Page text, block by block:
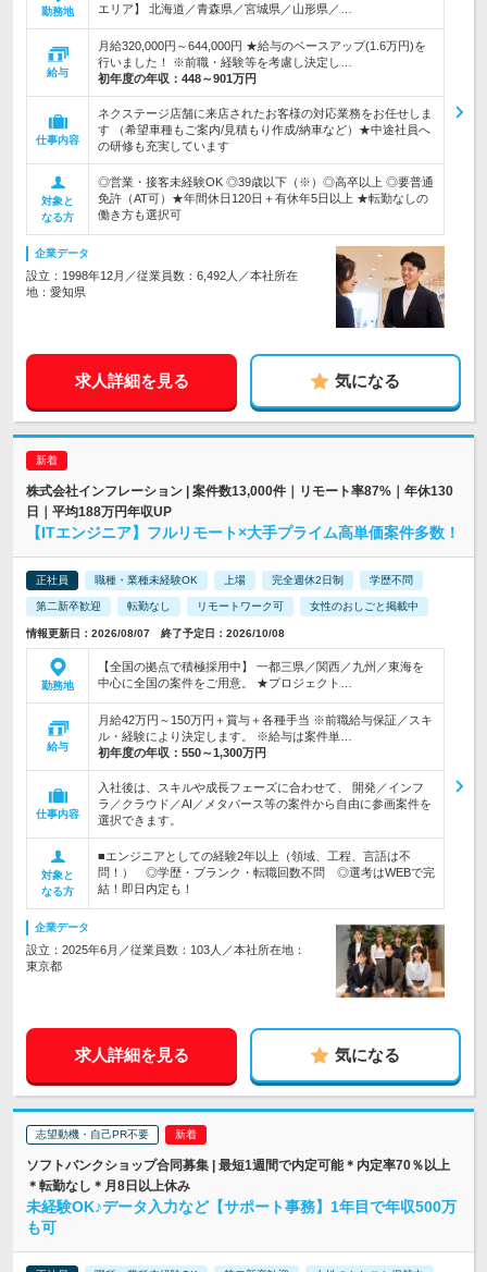
勤務地 エリア】 北海道／青森県／宮城県／山形県／…
給与
月給320,000円～644,000円 ★給与のベースアップ(1.6万円)を
行いました！ ※前職・経験等を考慮し決定し…
初年度の年収： 448～901万円
仕事内容
ネクステージ店舗に来店されたお客様の対応業務をお任せしま
す （希望車種もご案内/見積もり作成/納車など）★中途社員へ
の研修も充実しています
対象と
なる方
◎営業・接客未経験OK ◎39歳以下（※）◎高卒以上 ◎要普通
免許（AT可）★年間休日120日＋有休年5日以上 ★転勤なしの
働き方も選択可
企業データ
設立：1998年12月／従業員数：6,492人／本社所在
地：愛知県
求人詳細を見る 気になる
株式会社インフレーション | 案件数13,000件｜リモート率87%｜年休130
日｜平均188万円年収UP
【ITエンジニア】フルリモート×大手プライム高単価案件多数！
正社員 職種・業種未経験OK 上場 完全週休2日制 学歴不問
第二新卒歓迎 転勤なし リモートワーク可 女性のおしごと掲載中
情報更新日：2026/08/07 終了予定日：2026/10/08
勤務地
【全国の拠点で積極採用中】 一都三県／関西／九州／東海を
中心に全国の案件をご用意。 ★プロジェクト…
給与
月給42万円～150万円＋賞与＋各種手当 ※前職給与保証／スキ
ル・経験により決定します。 ※給与は案件単…
初年度の年収： 550～1,300万円
仕事内容
入社後は、スキルや成長フェーズに合わせて、 開発／インフ
ラ／クラウド／AI／メタバース等の案件から自由に参画案件を
選択できます。
対象と
なる方
■エンジニアとしての経験2年以上（領域、工程、言語は不
問！） ◎学歴・ブランク・転職回数不問 ◎選考はWEBで完
結！即日内定も！
企業データ
設立：2025年6月／従業員数：103人／本社所在地：
東京都
求人詳細を見る 気になる
志望動機・自己PR不要
ソフトバンクショップ合同募集 | 最短1週間で内定可能＊内定率70％以上
＊転勤なし＊月8日以上休み
未経験OK♪データ入力など【サポート事務】1年目で年収500万
も可